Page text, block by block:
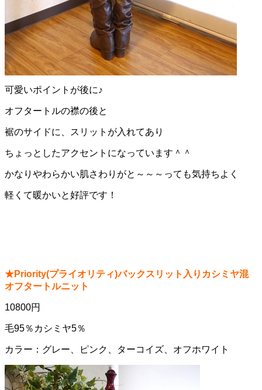
可愛いポイントが後に♪
オフタートルの襟の後と
裾のサイドに、スリットが入れてあり
ちょっとしたアクセントになっています＾＾
かなりやわらかい肌さわりがと～～～っても気持ちよく
軽くて暖かいと好評です！
★Priority(プライオリティ)バックスリット入りカシミヤ混
オフタートルニット
10800円
毛95％カシミヤ5％
カラー：グレー、ピンク、ターコイズ、オフホワイト